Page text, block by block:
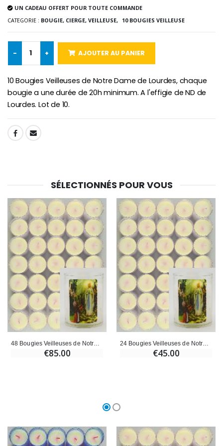
-10%
Bougie de Neuvaine Contre le Mal - Saint Michel
€5.50 €4.95
-25%
€58.50
Bougie Neuvaine pour une Guérison - 17.5cm
€4.90
€2.50
€23.00
UN CADEAU OFFERT POUR TOUTE COMMANDE
CATEGORIE : BOUGIE, CIERGE, VEILLEUSE, 10 BOUGIES VEILLEUSE
- + AJOUTER AU PANIER
10 Bougies Veilleuses de Notre Dame de Lourdes, chaque
bougie a une durée de 20h minimum. A l'effigie de ND de
Lourdes. Lot de 10.
SHARE:
SÉLECTIONNÉS POUR VOUS
48 Bougies Veilleuses de Notre Dame de Lourdes
€85.00
24 Bougies Veilleuses de Notre Dame de Lourdes
€45.00